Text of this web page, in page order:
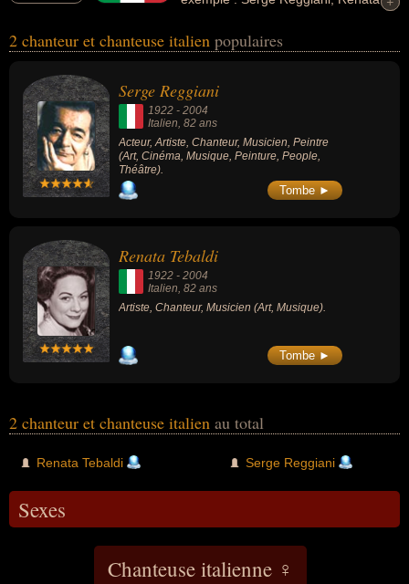
domaines de l'art, du cinéma, de la musique, de la peinture, people
artiste, musicien ou peintre.
2 chanteur et chanteuse italien populaires
Serge Reggiani
1922 - 2004
Italien, 82 ans
Acteur, Artiste, Chanteur, Musicien, Peintre
(Art, Cinéma, Musique, Peinture, People,
Théâtre).
Tombe ►
Renata Tebaldi
1922 - 2004
Italien , 82 ans
Artiste, Chanteur, Musicien (Art, Musique).
Tombe ►
2 chanteur et chanteuse italien au total
Renata Tebaldi Serge Reggiani
Sexes
Chanteuse italienne ♀